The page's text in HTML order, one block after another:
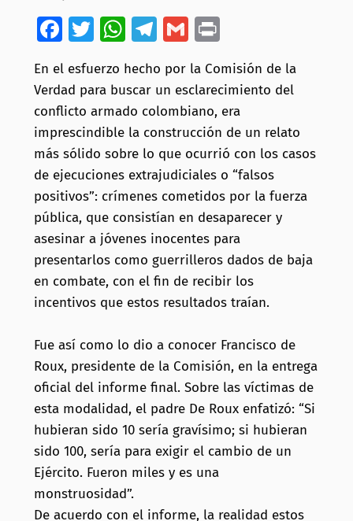
Facebook
Twitter
WhatsApp
Telegram
Gmail
En el esfuerzo hecho por la Comisión de la
Verdad para buscar un esclarecimiento del
conflicto armado colombiano, era
imprescindible la construcción de un relato
más sólido sobre lo que ocurrió con los casos
de ejecuciones extrajudiciales o “falsos
positivos”: crímenes cometidos por la fuerza
pública, que consistían en desaparecer y
asesinar a jóvenes inocentes para
presentarlos como guerrilleros dados de baja
en combate, con el fin de recibir los
incentivos que estos resultados traían.
Fue así como lo dio a conocer Francisco de
Roux, presidente de la Comisión, en la entrega
oficial del informe final. Sobre las víctimas de
esta modalidad, el padre De Roux enfatizó: “Si
hubieran sido 10 sería gravísimo; si hubieran
sido 100, sería para exigir el cambio de un
Ejército. Fueron miles y es una
monstruosidad”.
De acuerdo con el informe, la realidad estos